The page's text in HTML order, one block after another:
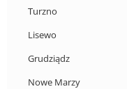
Turzno
Lisewo
Grudziądz
Nowe Marzy